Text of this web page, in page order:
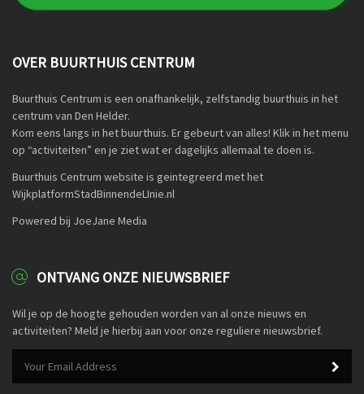
OVER BUURTHUIS CENTRUM
Buurthuis Centrum is een onafhankelijk, zelfstandig buurthuis in het
centrum van Den Helder.
Kom eens langs in het buurthuis. Er gebeurt van alles! Klik in het menu
op “activiteiten” en je ziet wat er dagelijks allemaal te doen is.
Buurthuis Centrum website is geintegreerd met het
WijkplatformStadBinnendeLInie.nl
Powered bij JoeJane Media
ONTVANG ONZE NIEUWSBRIEF
Wil je op de hoogte gehouden worden van al onze nieuws en
activiteiten? Meld je hierbij aan voor onze reguliere nieuwsbrief.